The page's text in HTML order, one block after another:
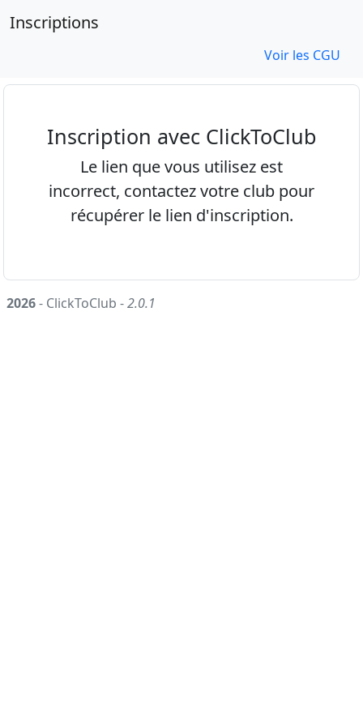
Inscriptions
Voir les CGU
Inscription avec ClickToClub
Le lien que vous utilisez est
incorrect, contactez votre club pour
récupérer le lien d'inscription.
2026- ClickToClub -2.0.1